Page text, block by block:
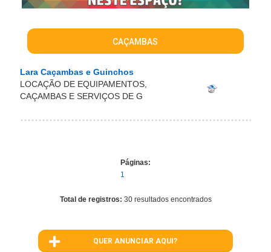
CAÇAMBAS
Lara Caçambas e Guinchos
LOCAÇÃO DE EQUIPAMENTOS,
CAÇAMBAS E SERVIÇOS DE G
Páginas:
1
Total de registros: 30 resultados encontrados
QUER ANUNCIAR AQUI?